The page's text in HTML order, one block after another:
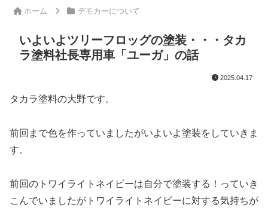
ホーム デモカーについて
いよいよツリーフロッグの塗装・・・タカ
ラ塗料社長専用車「ユーガ」の話
2025.04.17
タカラ塗料の大野です。
前回まで色を作っていましたがいよいよ塗装をしていきま
す。
前回のトワイライトネイビーは自分で塗装する！っていき
こんでいましたがトワイライトネイビーに対する気持ちが